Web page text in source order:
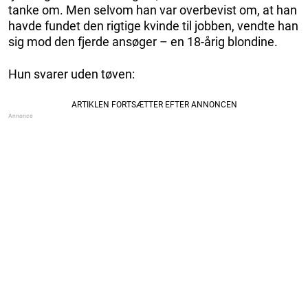
tanke om. Men selvom han var overbevist om, at han
havde fundet den rigtige kvinde til jobben, vendte han
sig mod den fjerde ansøger – en 18-årig blondine.
Hun svarer uden tøven: